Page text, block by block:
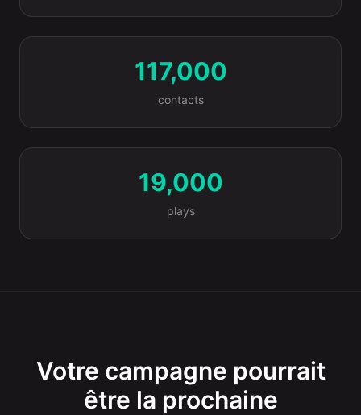
117,000
contacts
19,000
plays
Votre campagne pourrait
être la prochaine